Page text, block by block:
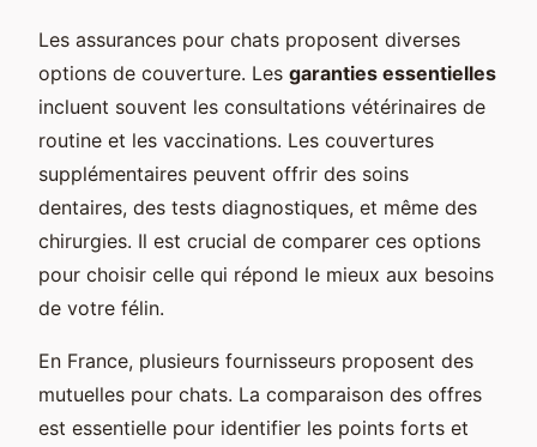
Les assurances pour chats proposent diverses
options de couverture. Les garanties essentielles
incluent souvent les consultations vétérinaires de
routine et les vaccinations. Les couvertures
supplémentaires peuvent offrir des soins
dentaires, des tests diagnostiques, et même des
chirurgies. Il est crucial de comparer ces options
pour choisir celle qui répond le mieux aux besoins
de votre félin.
En France, plusieurs fournisseurs proposent des
mutuelles pour chats. La comparaison des offres
est essentielle pour identifier les points forts et